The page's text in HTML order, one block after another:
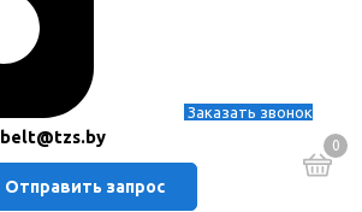
Заказать звонок
belt@tzs.by
Отправить запрос
0